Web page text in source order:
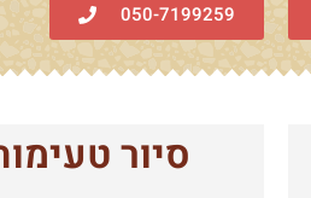
050-7199259‏
סיור